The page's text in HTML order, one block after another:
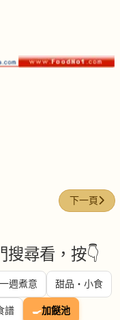
下一篇文章
下一頁
搜尋看，按👇
一週煮意 甜品・小食
譜 🍳加餸池